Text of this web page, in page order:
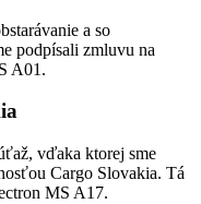
a so
podpísali zmluvu na
A01.
vďaka ktorej sme
Cargo Slovakia. Tá
MS A17.